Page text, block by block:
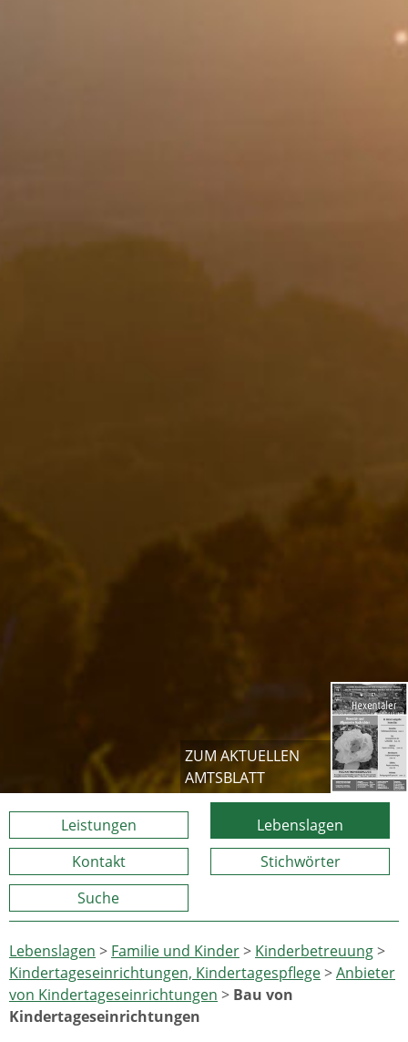
ZUM AKTUELLEN
AMTSBLATT
Leistungen
Lebenslagen
Kontakt
Stichwörter
Suche
Lebenslagen > Familie und Kinder> Kinderbetreuung>
Kindertageseinrichtungen, Kindertagespflege>Anbieter
von Kindertageseinrichtungen > Bau von
Kindertageseinrichtungen